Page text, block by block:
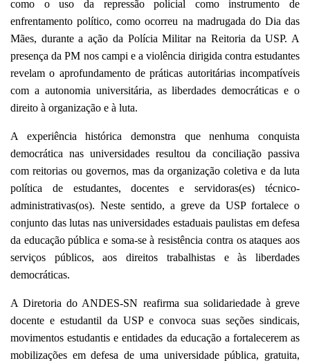
como o uso da repressão policial como instrumento de
enfrentamento político, como ocorreu na madrugada do Dia das
Mães, durante a ação da Polícia Militar na Reitoria da USP. A
presença da PM nos campi e a violência dirigida contra estudantes
revelam o aprofundamento de práticas autoritárias incompatíveis
com a autonomia universitária, as liberdades democráticas e o
direito à organização e à luta.
A experiência histórica demonstra que nenhuma conquista
democrática nas universidades resultou da conciliação passiva
com reitorias ou governos, mas da organização coletiva e da luta
política de estudantes, docentes e servidoras(es) técnico-
administrativas(os). Neste sentido, a greve da USP fortalece o
conjunto das lutas nas universidades estaduais paulistas em defesa
da educação pública e soma-se à resistência contra os ataques aos
serviços públicos, aos direitos trabalhistas e às liberdades
democráticas.
A Diretoria do ANDES-SN reafirma sua solidariedade à greve
docente e estudantil da USP e convoca suas seções sindicais,
movimentos estudantis e entidades da educação a fortalecerem as
mobilizações em defesa de uma universidade pública, gratuita,